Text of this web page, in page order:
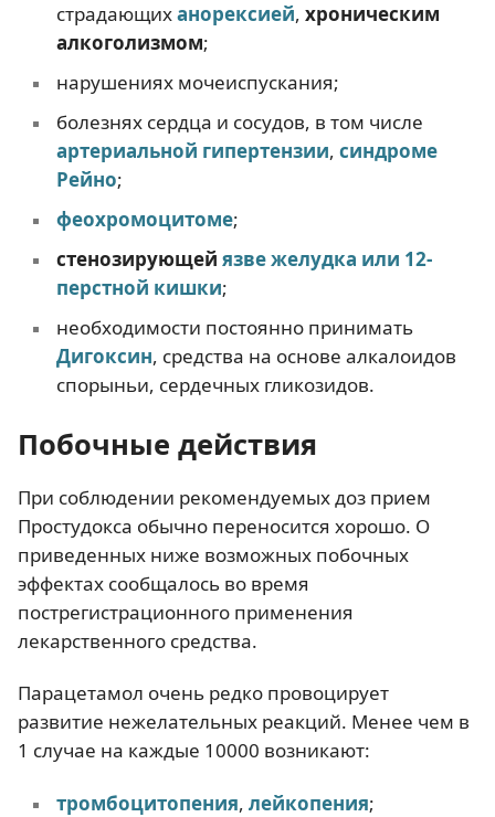
страдающиханорексией, хроническим
алкоголизмом;
нарушениях мочеиспускания;
болезнях сердца и сосудов, в том числе
артериальной гипертензии, синдроме
Рейно;
феохромоцитоме;
стенозирующей язве желудка или 12-
перстной кишки;
необходимости постоянно принимать
Дигоксин, средства на основе алкалоидов
спорыньи, сердечных гликозидов.
Побочные действия
При соблюдении рекомендуемых доз прием
Простудокса обычно переносится хорошо. О
приведенных ниже возможных побочных
эффектах сообщалось во время
пострегистрационного применения
лекарственного средства.
Парацетамол очень редко провоцирует
развитие нежелательных реакций. Менее чем в
1 случае на каждые 10000 возникают:
тромбоцитопения, лейкопения;